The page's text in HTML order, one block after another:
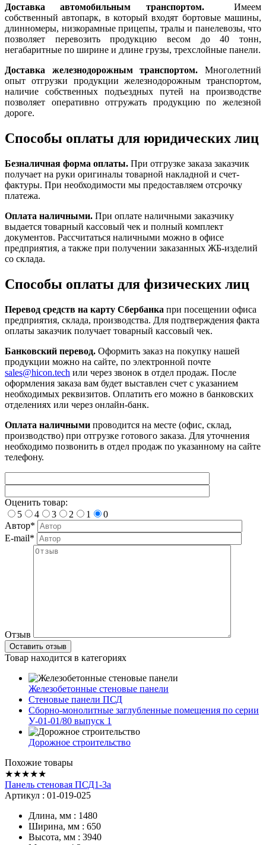
Доставка автомобильным транспортом.Имеем
собственный автопарк, в который входят бортовые машины,
длинномеры, низкорамные прицепы, тралы и панелевозы, что
позволяет перевозить продукцию весом до 40 тонн,
негабаритные по ширине и длине грузы, трехслойные панели.
Доставка железнодорожным транспортом. Многолетний
опыт отгрузки продукции железнодорожным транспортом,
наличие собственных подъездных путей на производстве
позволяет оперативно отгружать продукцию по железной
дороге.
Способы оплаты для юридических лиц
Безналичная форма оплаты. При отгрузке заказа заказчик
получает на руки оригиналы товарной накладной и счет-
фактуры. При необходимости мы предоставляем отсрочку
платежа.
Оплата наличными. При оплате наличными заказчику
выдается товарный кассовый чек и полный комплект
документов. Рассчитаться наличными можно в офисе
предприятия, а также при получении заказанных ЖБ-изделий
со склада.
Способы оплаты для физических лиц
Перевод средств на карту Сбербанка при посещении офиса
предприятия, склада, производства. Для подтверждения факта
оплаты заказчик получает товарный кассовый чек.
Банковский перевод. Оформить заказ на покупку нашей
продукции можно на сайте, по электронной почте
sales@hicon.tech или через звонок в отдел продаж. После
оформления заказа вам будет выставлен счет с указанием
необходимых реквизитов. Оплатить его можно в банковских
отделениях или через онлайн-банк.
Оплата наличными проводится на месте (офис, склад,
производство) при отгрузке готового заказа. Для уточнения
необходимо позвонить в отдел продаж по указанному на сайте
телефону.
Оценить товар:
5
4 3 2 1
0
Автор*
E-mail*
Отзыв
Товар находится в категориях
Железобетонные стеновые панели
Стеновые панели ПСД
Сборно-монолитные заглубленные помещения по серии
У-01-01/80 выпуск 1
Дорожное строительство
Похожие товары
★★★★★
Панель стеновая ПСД1-3а
Артикул : 01-019-025
Длина, мм : 1480
Ширина, мм : 650
Высота, мм : 3940